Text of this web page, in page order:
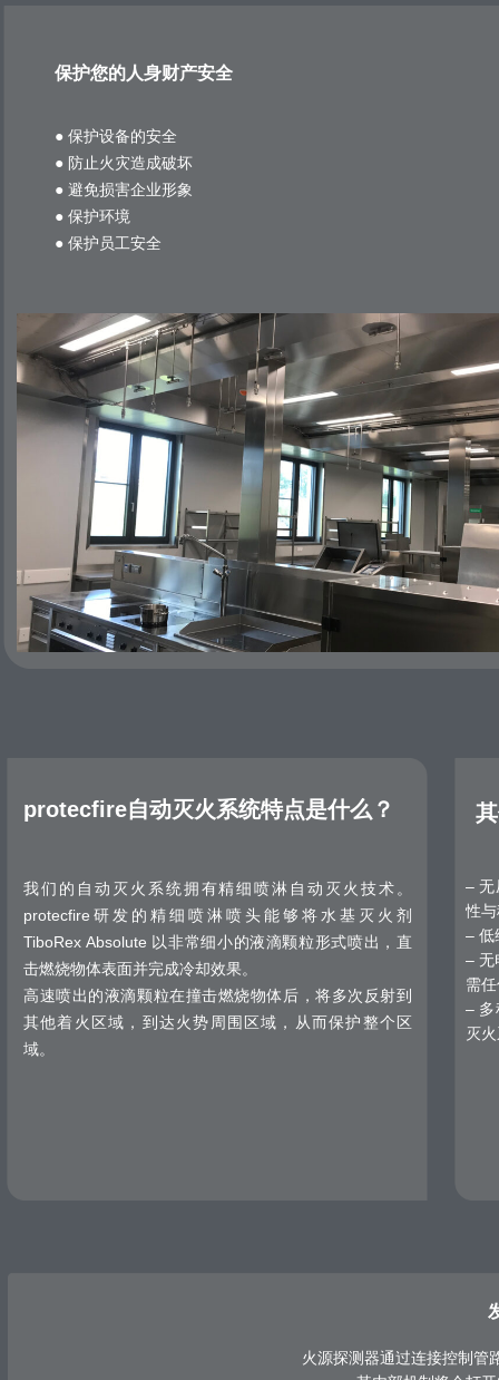
保护您的人身财产安全
● 保护设备的安全
● 防止火灾造成破坏
● 避免损害企业形象
● 保护环境
● 保护员工安全
我们的自动灭火系统拥有精细喷淋自动灭火技术。
protecfire研发的精细喷淋喷头能够将水基灭火剂
TiboRex Absolute 以非常细小的液滴颗粒形式喷出，直
击燃烧物体表面并完成冷却效果。
高速喷出的液滴颗粒在撞击燃烧物体后，将多次反射到
其他着火区域，到达火势周围区域，从而保护整个区
域。
protecfire自动灭火系统特点是什么？
– 无
性
– 低
– 无
需
– 多
灭
火源探测器通过连接控制管